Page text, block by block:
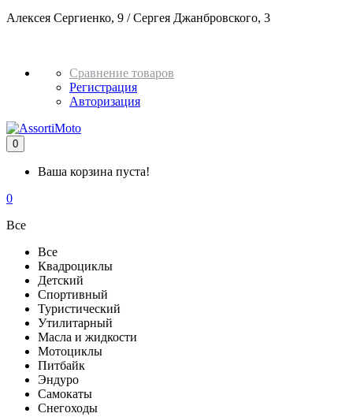
Алексея Сергиенко, 9 / Сергея Джанбровского, 3
Сравнение товаров
Регистрация
Авторизация
0
Ваша корзина пуста!
0
Все
Все
Квадроциклы
Детский
Спортивный
Туристический
Утилитарный
Масла и жидкости
Мотоциклы
Питбайк
Эндуро
Самокаты
Снегоходы